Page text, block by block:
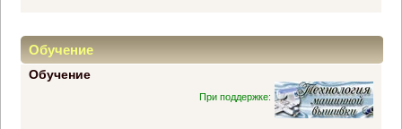
Обучение
Обучение
При поддержке: